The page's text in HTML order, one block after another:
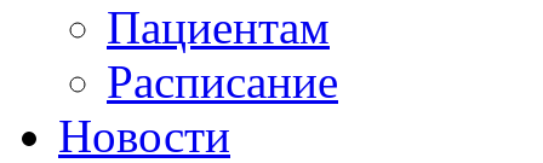
Пациентам
Расписание
Новости